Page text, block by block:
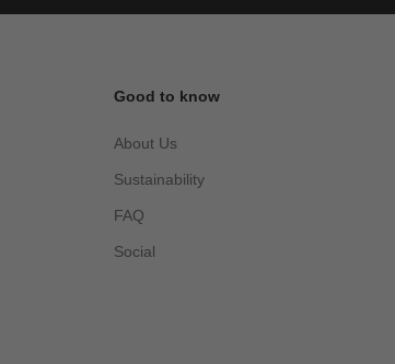
Good to know
About Us
Sustainability
FAQ
Social